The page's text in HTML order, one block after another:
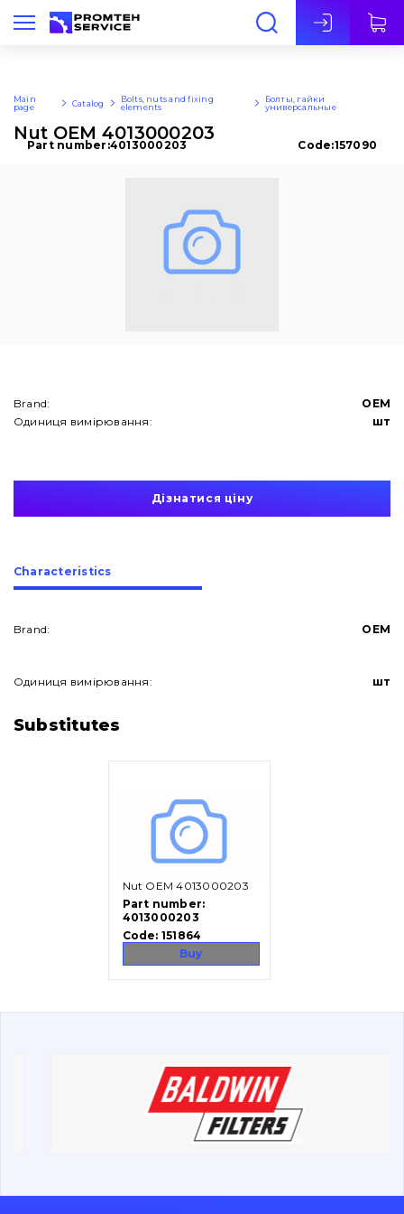
Eng
About Us
Bolts, nuts and fixing elements
Cutting edges and blades
Main
page
Catalog
Bolts, nuts and fixing
elements
Болты, гайки
универсальные
Nut OEM 4013000203
Part number:4013000203 Code:157090
Brand:
OEM
Одиниця вимірювання:
шт
Дізнатися ціну
Сharacteristics
Brand: OEM
Одиниця вимірювання: шт
Substitutes
Nut OEM 4013000203
Part number:
4013000203
Code: 151864
Buy